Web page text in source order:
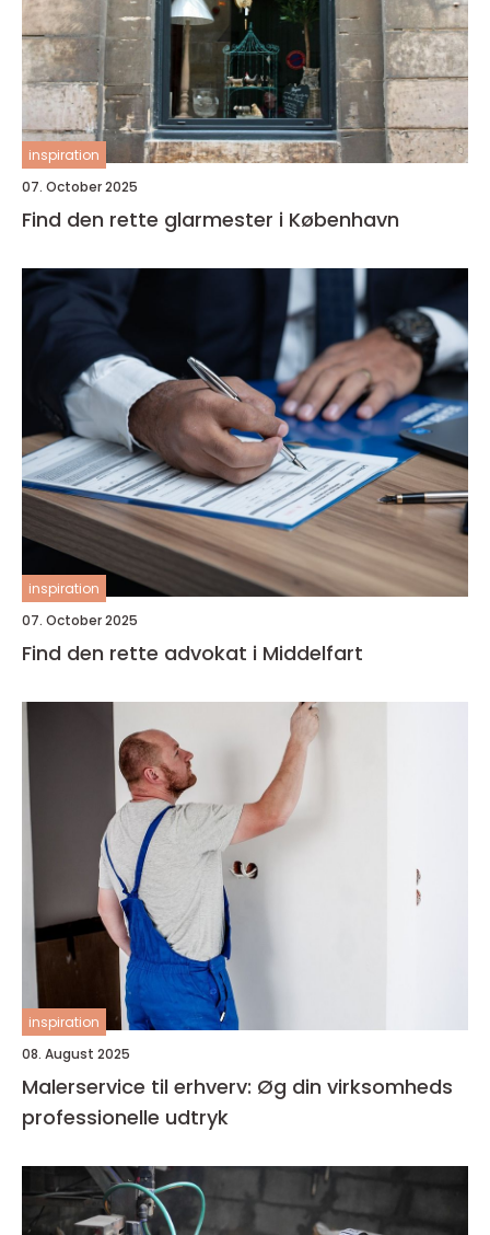
inspiration
07. October 2025
Find den rette glarmester i København
inspiration
07. October 2025
Find den rette advokat i Middelfart
inspiration
08. August 2025
Malerservice til erhverv: Øg din virksomheds
professionelle udtryk